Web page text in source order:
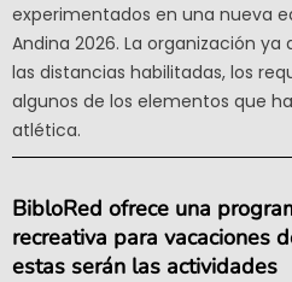
experimentados en una nueva
Andina 2026. La organización
las distancias habilitadas, los
algunos de los elementos que
atlética.
BibloRed ofrece una
recreativa para vacaciones
estas serán las actividades